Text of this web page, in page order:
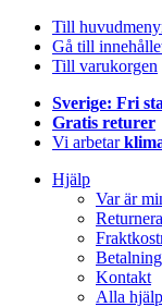
Till
Gå till
Till varukorgen
Sverige: Fri
Gratis returer
Vi arbetar
Hjälp
Var är
Kontakt
Alla